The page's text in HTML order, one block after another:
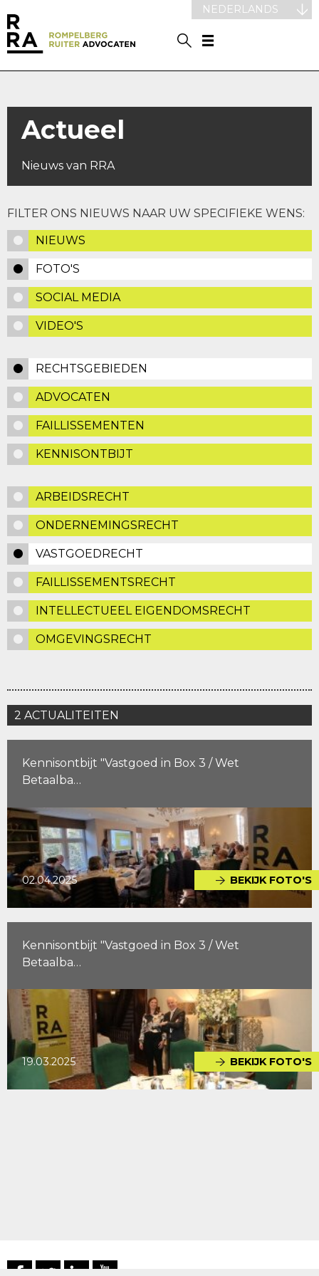
NEDERLANDS
Actueel
Nieuws van RRA
FILTER ONS NIEUWS NAAR UW SPECIFIEKE WENS:
NIEUWS
FOTO'S
SOCIAL MEDIA
VIDEO'S
RECHTSGEBIEDEN
ADVOCATEN
FAILLISSEMENTEN
KENNISONTBIJT
ARBEIDSRECHT
ONDERNEMINGSRECHT
VASTGOEDRECHT
FAILLISSEMENTSRECHT
INTELLECTUEEL EIGENDOMSRECHT
OMGEVINGSRECHT
2 ACTUALITEITEN
Kennisontbijt "Vastgoed in Box 3 / Wet
Betaalba…
02.04.2025 BEKIJK FOTO'S
Kennisontbijt "Vastgoed in Box 3 / Wet
Betaalba…
19.03.2025 BEKIJK FOTO'S